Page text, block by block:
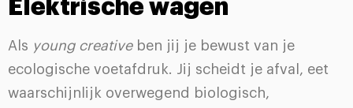
Elektrische wagen
Als young creativeben jij je bewust van je
ecologische voetafdruk. Jij scheidt je afval, eet
waarschijnlijk overwegend biologisch,